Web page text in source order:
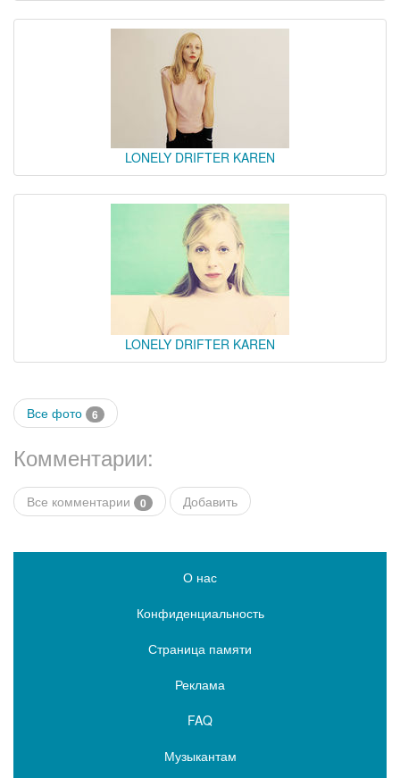
LONELY DRIFTER KAREN
LONELY DRIFTER KAREN
Все фото 6
Комментарии:
Все комментарии 0 Добавить
О нас
Конфиденциальность
Страница памяти
Реклама
FAQ
Музыкантам